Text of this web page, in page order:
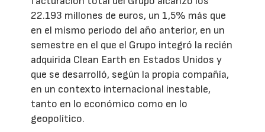
22.193 millones de euros, un 1,5% más que
en el mismo periodo del año anterior, en un
semestre en el que el Grupo integró la recién
adquirida Clean Earth en Estados Unidos y
que se desarrolló, según la propia compañía,
en un contexto internacional inestable,
tanto en lo económico como en lo
geopolítico.